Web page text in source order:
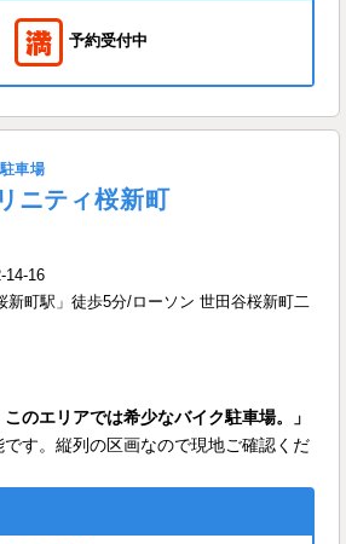
予約受付中
車場
ニティ桜新町
14-16
新町駅」徒歩5分/ローソン 世田谷桜新町二
このエリアでは希少なバイク駐車場。」
す。縦列の区画なので現地ご確認くだ